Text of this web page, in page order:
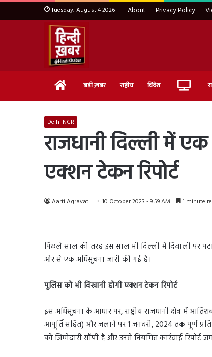
Tuesday, August 4 2026 About Privacy Policy
Home बड़ी ख़बर राष्ट्रीय विदेश Live
Delhi NCR
राजधानी दिल्ली में
एक्शन टेकन रिपोर्ट
Aarti Agravat 10 October 2023 - 9:59 AM 1 minute
पिछले साल की तरह इस साल भी दिल्ली में दिवाली पर
ओर से एक अधिसूचना जारी की गई है।
पुलिस को भी दिखानी होगी एक्शन टेकन रिपोर्ट
इस अधिसूचना के आधार पर, राष्ट्रीय राजधानी क्षेत्र में
आपूर्ति सहित) और जलाने पर 1 जनवरी, 2024 तक पूर्ण
को जिम्मेदारी सौंपी है और उनसे नियमित कार्रवाई रिपोर्ट